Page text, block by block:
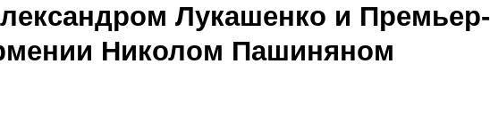
Лукашенко и Премьер-
Николом Пашиняном